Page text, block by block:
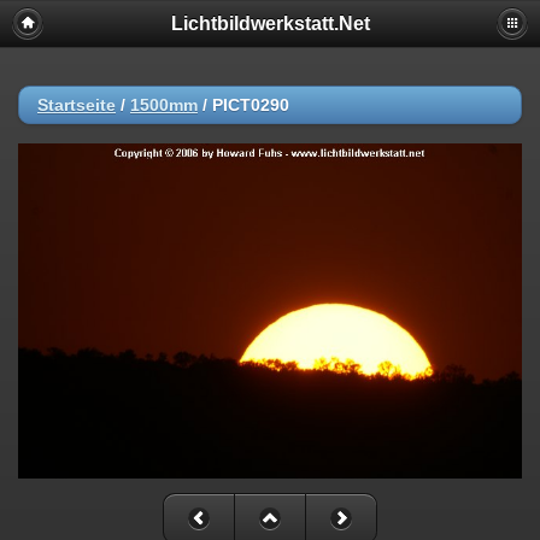
Lichtbildwerkstatt.Net
Startseite / 1500mm / PICT0290